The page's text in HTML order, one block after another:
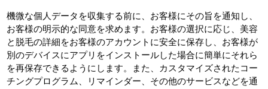
機微な個人データを収集する前に、お客様にその旨を通知し、
お客様の明示的な同意を求めます。お客様の選択に応じ、美容
と脱毛の詳細をお客様のアカウントに安全に保存し、お客様が
別のデバイスにアプリをインストールした場合に簡単にそれら
を再保存できるようにします。また、カスタマイズされたコー
チングプログラム、リマインダー、その他のサービスなどを通